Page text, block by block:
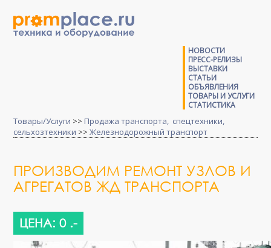
НОВОСТИ
ПРЕСС-РЕЛИЗЫ
ВЫСТАВКИ
СТАТЬИ
ОБЪЯВЛЕНИЯ
ТОВАРЫ И УСЛУГИ
СТАТИСТИКА
Товары/Услуги >> Продажа транспорта, спецтехники,
сельхозтехники >>Железнодорожный транспорт
ПРОИЗВОДИМ РЕМОНТ УЗЛОВ И
АГРЕГАТОВ ЖД ТРАНСПОРТА
ЦЕНА: 0 .-